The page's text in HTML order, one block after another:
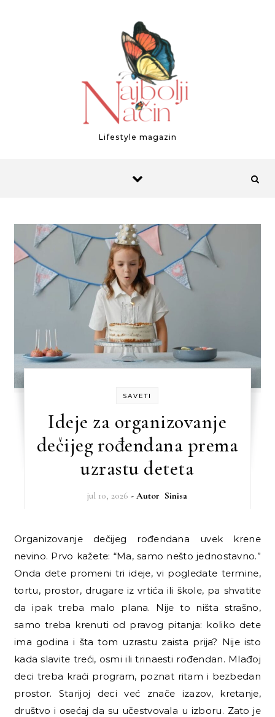
Lifestyle magazin
SAVETI
Ideje za organizovanje
dečijeg rođendana prema
uzrastu deteta
jul 10, 2026 - Autor Sinisa
Organizovanje dečijeg rođendana uvek krene
nevino. Prvo kažete: “Ma, samo nešto jednostavno.”
Onda dete promeni tri ideje, vi pogledate termine,
tortu, prostor, drugare iz vrtića ili škole, pa shvatite
da ipak treba malo plana. Nije to ništa strašno,
samo treba krenuti od pravog pitanja: koliko dete
ima godina i šta tom uzrastu zaista prija? Nije isto
kada slavite treći, osmi ili trinaesti rođendan. Mlađoj
deci treba kraći program, poznat ritam i bezbedan
prostor. Starijoj deci već znače izazov, kretanje,
društvo i osećaj da su učestvovala u izboru. Zato je